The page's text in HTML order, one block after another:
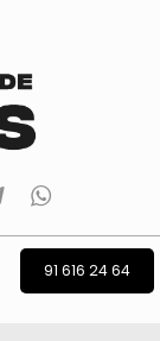
whatsapp
91 616 24 64